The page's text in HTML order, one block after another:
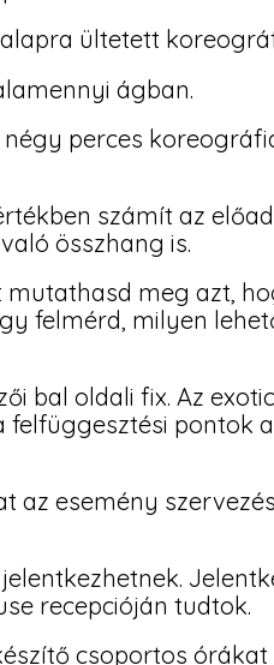
ültetett
ágban.
perces
számít az
összhang is.
meg azt,
felmérd, milyen
bal oldali fix. Az
pontok
az esemény
recepcióján tudtok.
csoportos